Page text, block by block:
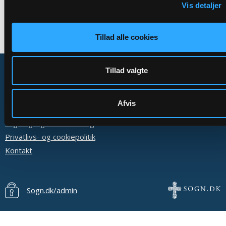
Vis detaljer
Tillad alle cookies
Tillad valgte
Afvis
Tilgængelighedserklæring
Privatlivs- og cookiepolitik
Kontakt
Sogn.dk/admin